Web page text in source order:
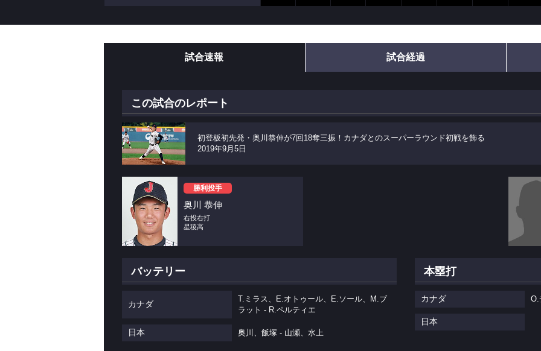
試合速報 試合経過
この試合のレポート
初登板初先発・奥川恭伸が7回18奪三振！カナダとのスーパーラウンド初戦を飾る
2019年9月5日
勝利投手
奥川 恭伸
右投右打
星稜高
バッテリー
カナダ
T.ミラス、E.オトゥール、E.ソール、M.ブ
ラット - R.ペルティエ
日本 奥川、飯塚 - 山瀬、水上
本塁打
カナダ O.
日本